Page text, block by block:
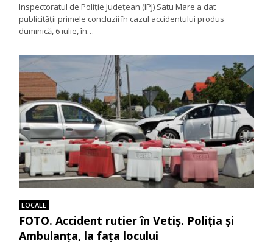
Inspectoratul de Poliție Județean (IPJ) Satu Mare a dat
publicității primele concluzii în cazul accidentului produs
duminică, 6 iulie, în…
LOCALE
FOTO. Accident rutier în Vetiș. Poliția și
Ambulanța, la fața locului